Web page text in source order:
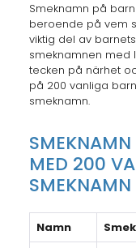
Smeknamn på
beroende på vem
viktig del av
smeknamnen med
tecken på närhet
på 200 vanliga
smeknamn.
MED 200
SMEKNAMN
Namn